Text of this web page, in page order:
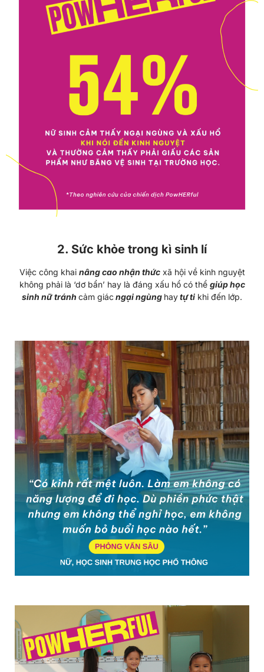
2. Sức khỏe trong kì sinh lí
Việc công khai nâng cao nhận thứcxã hội về kinh nguyệt
không phải là ‘dơ bẩn’ hay là đáng xấu hổ có thể giúp học
sinh nữ tránh cảm giác ngại ngùng haytự ti khi đến lớp.